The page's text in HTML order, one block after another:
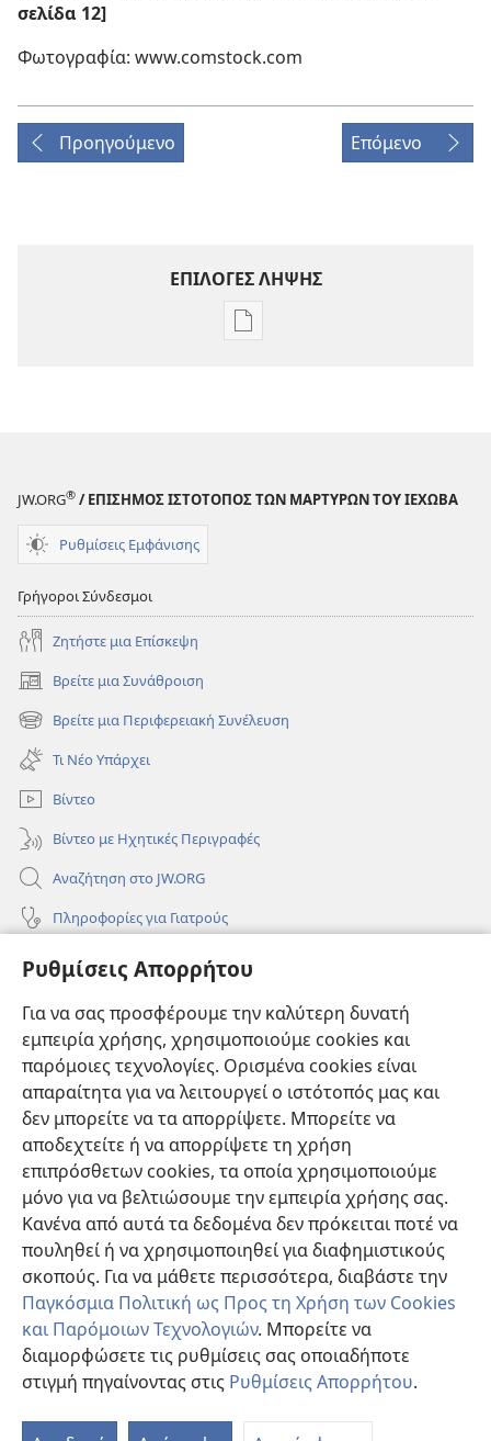
Ρυθμίσεις Απορρήτου
Για να σας προσφέρουμε την καλύτερη δυνατή
εμπειρία χρήσης, χρησιμοποιούμε cookies και
παρόμοιες τεχνολογίες. Ορισμένα cookies είναι
απαραίτητα για να λειτουργεί ο ιστότοπός μας και
δεν μπορείτε να τα απορρίψετε. Μπορείτε να
αποδεχτείτε ή να απορρίψετε τη χρήση
επιπρόσθετων cookies, τα οποία χρησιμοποιούμε
μόνο για να βελτιώσουμε την εμπειρία χρήσης σας.
Κανένα από αυτά τα δεδομένα δεν πρόκειται ποτέ να
πουληθεί ή να χρησιμοποιηθεί για διαφημιστικούς
σκοπούς. Για να μάθετε περισσότερα, διαβάστε την
Παγκόσμια Πολιτική ως Προς τη Χρήση των Cookies
και Παρόμοιων Τεχνολογιών. Μπορείτε να
διαμορφώσετε τις ρυθμίσεις σας οποιαδήποτε
στιγμή πηγαίνοντας στις Ρυθμίσεις Απορρήτου.
σελίδα 12]
Φωτογραφία: www.comstock.com
Προηγούμενο Επόμενο
ΕΠΙΛΟΓΕΣ ΛΗΨΗΣ
Επιλογές
JW.ORG® / ΕΠΙΣΗΜΟΣ ΙΣΤΟΤΟΠΟΣ ΤΩΝ ΜΑΡΤΥΡΩΝ ΤΟΥ ΙΕΧΩΒΑ
Ρυθμίσεις Εμφάνισης
Γρήγοροι Σύνδεσμοι
Ζητήστε μια Επίσκεψη
Βρείτε μια Συνάθροιση
(ανοίγει
νέο
παράθυρο)
Βρείτε μια Περιφερειακή Συνέλευση
(ανοίγει
νέο
παράθυρο)
Τι Νέο Υπάρχει
Βίντεο
Βίντεο με Ηχητικές Περιγραφές
Αναζήτηση στο JW.ORG
Πληροφορίες για Γιατρούς
Πληροφορίες για Επίσημους Φορείς και ΜΜΕ
Συνεισφορές
(ανοίγει
παράθυρο)ΔΙΑΔΙΚΤΥΑΚΗ ΒΙΒΛΙΟΘΗΚΗ της Σκοπιάς™
(ανοίγει
νέο
παράθυρο)
JW Hub ®
(ανοίγει
νέο
παράθυρο)JW Library®
Βιβλιοθήκη της Σκοπιάς
Copyright
© 2026 Watch Tower Bible and Tract Society of Pennsylvania.
ΟΡΟΙ ΧΡΗΣΗΣ |ΠΟΛΙΤΙΚΗ ΑΠΟΡΡΗΤΟΥ |ΡΥΘΜΙΣΕΙΣ ΑΠΟΡΡΗΤΟΥ